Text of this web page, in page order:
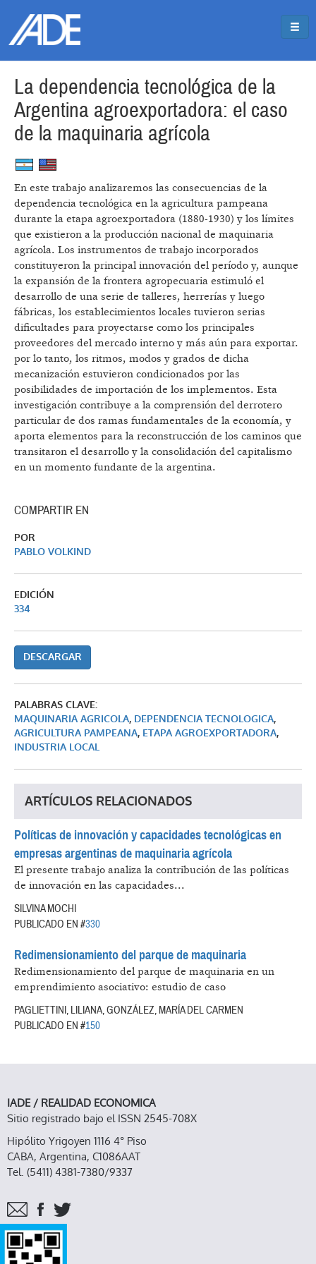
La dependencia tecnológica de la
Argentina agroexportadora: el caso
de la maquinaria agrícola
En este trabajo analizaremos las consecuencias de la
dependencia tecnológica en la agricultura pampeana
durante la etapa agroexportadora (1880-1930) y los límites
que existieron a la producción nacional de maquinaria
agrícola. Los instrumentos de trabajo incorporados
constituyeron la principal innovación del período y, aunque
la expansión de la frontera agropecuaria estimuló el
desarrollo de una serie de talleres, herrerías y luego
fábricas, los establecimientos locales tuvieron serias
dificultades para proyectarse como los principales
proveedores del mercado interno y más aún para exportar.
por lo tanto, los ritmos, modos y grados de dicha
mecanización estuvieron condicionados por las
posibilidades de importación de los implementos. Esta
investigación contribuye a la comprensión del derrotero
particular de dos ramas fundamentales de la economía, y
aporta elementos para la reconstrucción de los caminos que
transitaron el desarrollo y la consolidación del capitalismo
en un momento fundante de la argentina.
COMPARTIR EN
POR
PABLO VOLKIND
EDICIÓN
334
DESCARGAR
PALABRAS CLAVE:
MAQUINARIA AGRICOLA, DEPENDENCIA TECNOLOGICA,
AGRICULTURA PAMPEANA, ETAPA AGROEXPORTADORA,
INDUSTRIA LOCAL
ARTÍCULOS RELACIONADOS
Políticas de innovación y capacidades tecnológicas en
empresas argentinas de maquinaria agrícola
El presente trabajo analiza la contribución de las políticas
de innovación en las capacidades...
SILVINA MOCHI
PUBLICADO EN #330
Redimensionamiento del parque de maquinaria
Redimensionamiento del parque de maquinaria en un
emprendimiento asociativo: estudio de caso
PAGLIETTINI, LILIANA, GONZÁLEZ, MARÍA DEL CARMEN
PUBLICADO EN #150
IADE / REALIDAD ECONOMICA
Sitio registrado bajo el ISSN 2545-708X
Hipólito Yrigoyen 1116 4° Piso
CABA, Argentina, C1086AAT
Tel. (5411) 4381-7380/9337